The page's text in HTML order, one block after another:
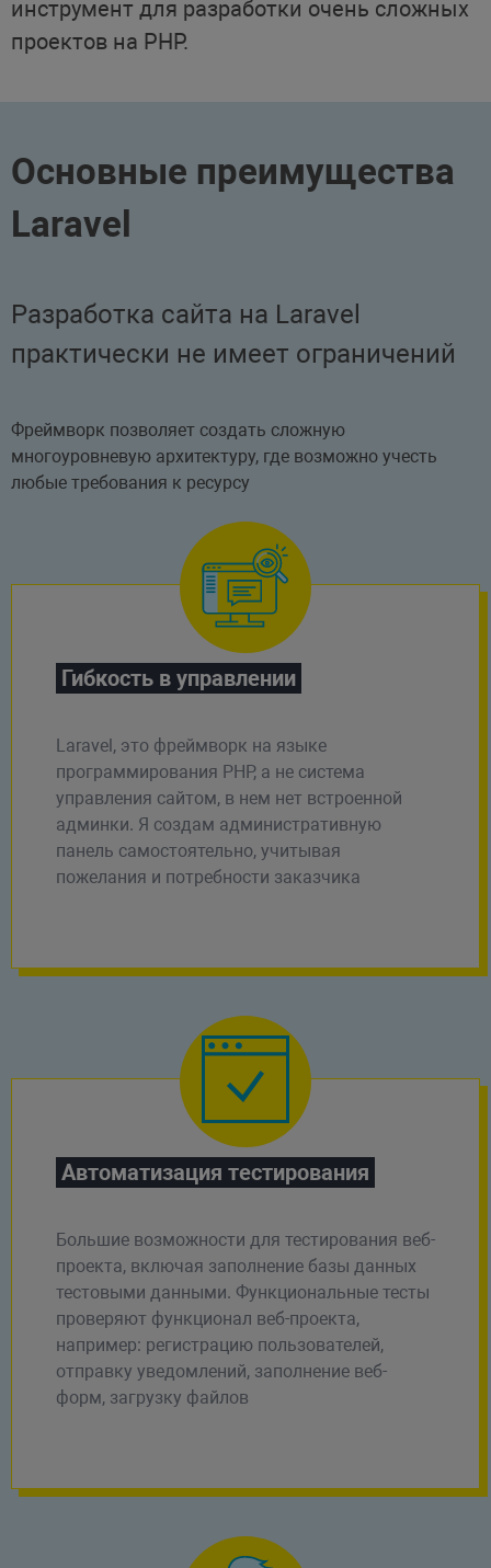
инструмент для разработки очень сложных
проектов на PHP.
Основные преимущества
Laravel
Разработка сайта на Laravel
практически не имеет ограничений
Фреймворк позволяет создать сложную
многоуровневую архитектуру, где возможно учесть
любые требования к ресурсу
Гибкость в управлении
Laravel, это фреймворк на языке
программирования PHP, а не система
управления сайтом, в нем нет встроенной
админки. Я создам административную
панель самостоятельно, учитывая
пожелания и потребности заказчика
Автоматизация тестирования
Большие возможности для тестирования веб-
проекта, включая заполнение базы данных
тестовыми данными. Функциональные тесты
проверяют функционал веб-проекта,
например: регистрацию пользователей,
отправку уведомлений, заполнение веб-
форм, загрузку файлов